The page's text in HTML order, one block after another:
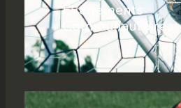
Événements
Communautaires